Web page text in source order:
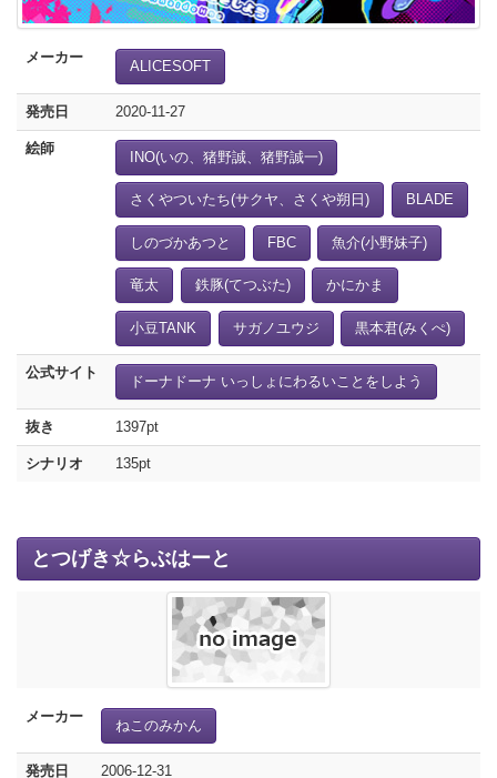
メーカー
ALICESOFT
発売日 2020-11-27
絵師
INO(いの、猪野誠、猪野誠一)
さくやついたち(サクヤ、さくや朔日) BLADE
しのづかあつと FBC 魚介(小野妹子)
竜太 鉄豚(てつぶた) かにかま
小豆TANK サガノユウジ 黒本君(みくぺ)
公式サイト
ドーナドーナ いっしょにわるいことをしよう
抜き 1397pt
シナリオ 135pt
とつげき☆らぶはーと
メーカー
ねこのみかん
発売日 2006-12-31